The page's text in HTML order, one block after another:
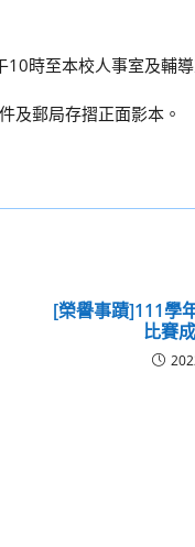
時至本校人事室及輔
及郵局存摺正面影本。
[榮譽事蹟]111學
比賽